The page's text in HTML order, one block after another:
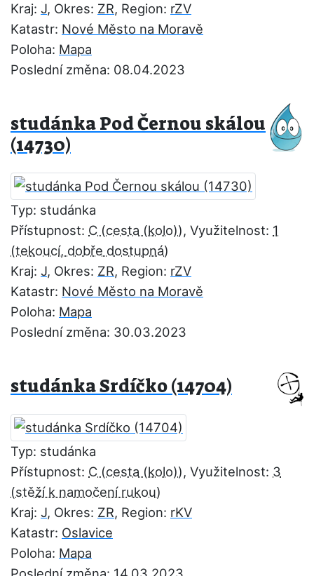
Kraj: J, Okres: ZR, Region: rZV
Katastr: Nové Město na Moravě
Poloha: Mapa
Poslední změna: 08.04.2023
studánka Pod Černou skálou
(14730)
Typ: studánka
Přístupnost: C , Využitelnost: 1
Kraj: J, Okres: ZR, Region: rZV
Katastr: Nové Město na Moravě
Poloha: Mapa
Poslední změna: 30.03.2023
studánka Srdíčko (14704)
Typ: studánka
Přístupnost: C , Využitelnost: 3
Kraj: J, Okres: ZR, Region: rKV
Katastr: Oslavice
Poloha: Mapa